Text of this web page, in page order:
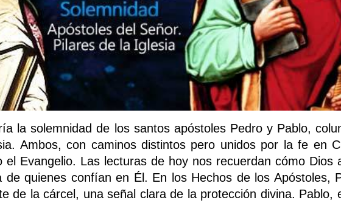
la solemnidad de los santos apóstoles Pedro y Pablo,
Ambos, con caminos distintos pero unidos por la fe en
el Evangelio. Las lecturas de hoy nos recuerdan cómo Dios
de quienes confían en Él. En los Hechos de los Apóstoles,
de la cárcel, una señal clara de la protección divina. Pablo,